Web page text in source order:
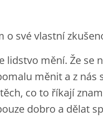
o své vlastní
lidstvo mění. Že
měnit a z
co to říkají
dobro a dělat